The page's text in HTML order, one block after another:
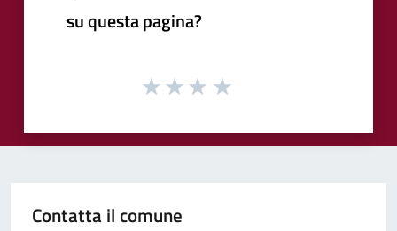
su questa pagina?
Contatta il comune